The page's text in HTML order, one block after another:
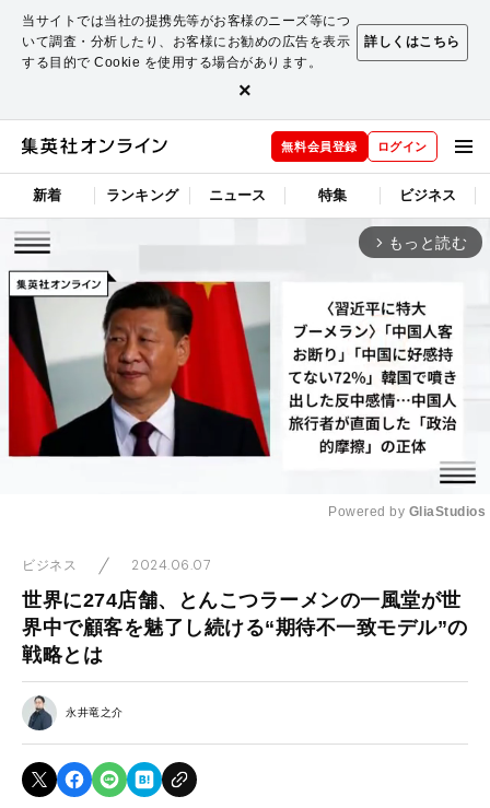
当サイトでは当社の提携先等がお客様のニーズ等につ
いて調査・分析したり、お客様にお勧めの広告を表示
する目的で Cookie を使用する場合があります。
詳しくはこちら
×
無料会員登録 ログイン
新着 ランキング ニュース 特集 ビジネス
arrow_forward_ios もっと読む
Powered by GliaStudios
ビジネス 2024.06.07
世界に274店舗、とんこつラーメンの一風堂が世
界中で顧客を魅了し続ける“期待不一致モデル”の
戦略とは
永井竜之介